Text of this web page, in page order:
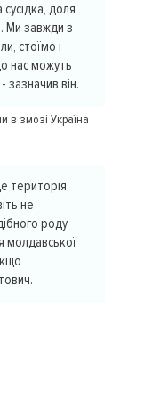
доля
Ми завжди з
стоїмо і
нас можуть
він.
в змозі Україна
територія
не
роду
молдавської